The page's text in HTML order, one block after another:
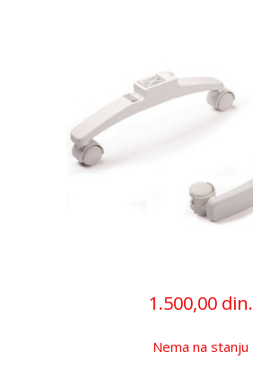
1.500,00 din.
Nema na stanju